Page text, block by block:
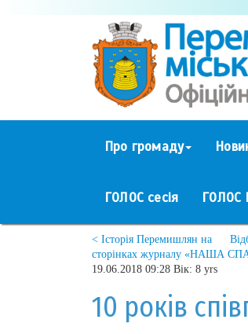
Про громаду
ГОЛОС сесія ГОЛОС
< Історія Перемишлян на
сторінках журналу «НАША
19.06.2018 09:28 Вік: 8 yrs
10 років